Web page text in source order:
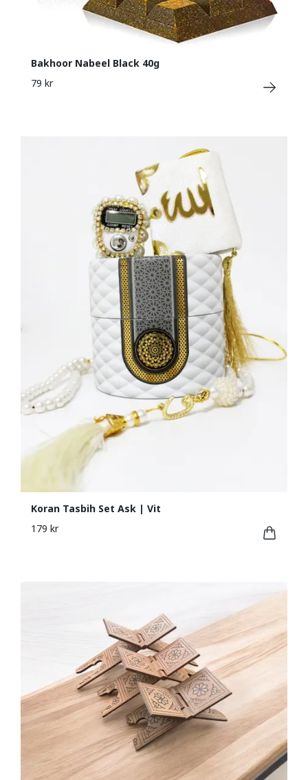
Bakhoor Nabeel Black 40g
79 kr
Koran Tasbih Set Ask | Vit
179 kr